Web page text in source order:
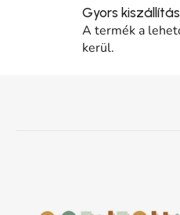
Gyors kiszállítás
A termék a
kerül.